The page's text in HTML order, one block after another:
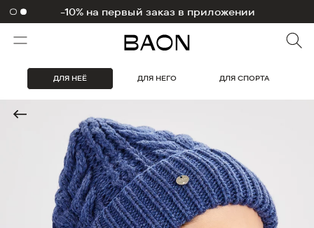
-10% на первый заказ в приложении
1000 бонусов на первый заказ
ДЛЯ НЕЁ ДЛЯ НЕГО ДЛЯ СПОРТА